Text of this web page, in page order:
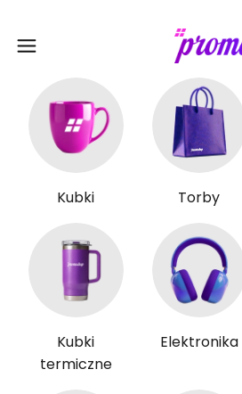
Kubki Torby
Kubki
termiczne
Elektronika